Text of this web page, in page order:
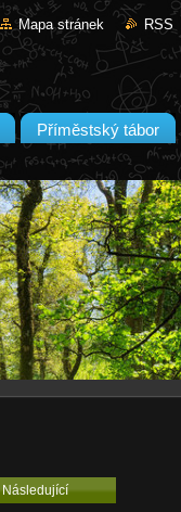
Mapa stránek RSS
Příměstský tábor
Následující